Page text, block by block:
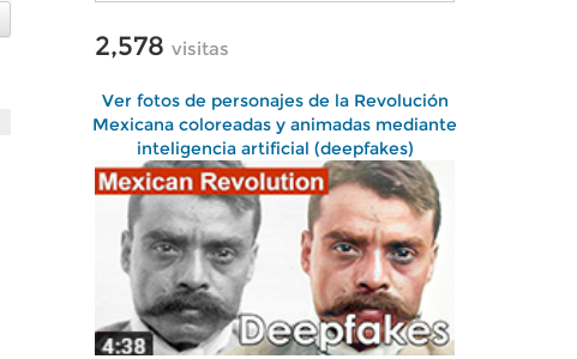
2,578 visitas
Ver fotos de personajes de la Revolución
Mexicana coloreadas y animadas mediante
inteligencia artificial (deepfakes)